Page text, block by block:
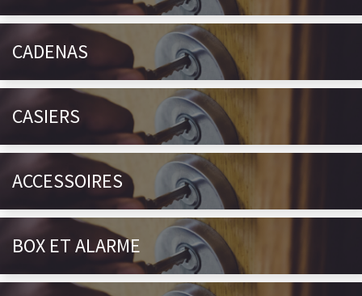
CADENAS
CASIERS
ACCESSOIRES
BOX ET ALARME